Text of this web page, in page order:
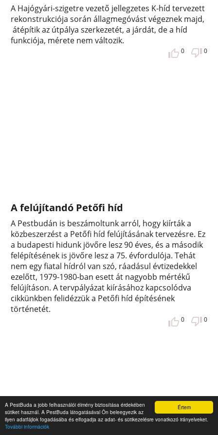
Értem
A PestBuda a jobb felhasználói élmény biztosítása érdekében
sütiket használ. A PestBuda látogatásával Ön beleegyezik az
ilyen adatfájlok fogadásába és elfogadja az adat- és sütikezelésre vonatkozó irányelveket.
További információk
A Hajógyári-szigetre vezető jellegzetes K-híd tervezett
rekonstrukciója során állagmegóvást végeznek majd,
átépítik az útpálya szerkezetét, a járdát, de a híd
funkciója, mérete nem változik.
0 0
A felújítandó Petőfi híd
A Pestbudán is beszámoltunk arról, hogy kiírták a
közbeszerzést a Petőfi híd felújításának tervezésre. Ez
a budapesti hidunk jövőre lesz 90 éves, és a második
felépítésének is jövőre lesz a 75. évfordulója. Tehát
nem egy fiatal hídról van szó, ráadásul évtizedekkel
ezelőtt, 1979-1980-ban esett át nagyobb mértékű
felújításon. A tervpályázat kiírásához kapcsolódva
cikkünkben felidézzük a Petőfi híd építésének
történetét.
0 0